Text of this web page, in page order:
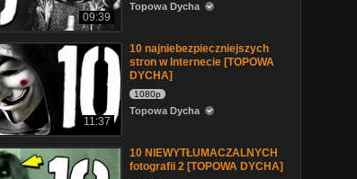
09:39
Topowa Dycha
11:37
10 najniebezpieczniejszych
stron w Internecie [TOPOWA
DYCHA]
1080p
Topowa Dycha
10 NIEWYTŁUMACZALNYCH
fotografii 2 [TOPOWA DYCHA]